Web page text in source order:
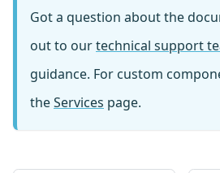
Got a question about the
out to ourtechnical support
guidance. For custom
theServices page.